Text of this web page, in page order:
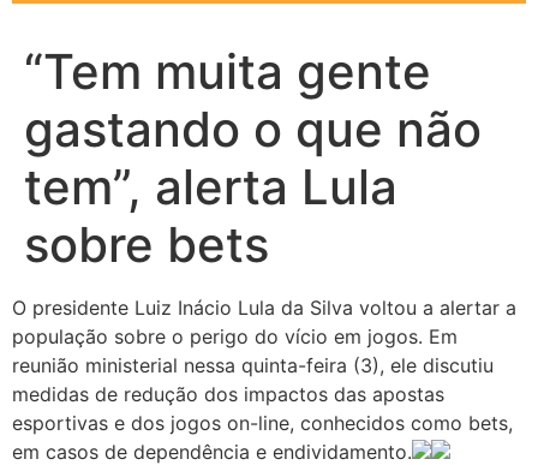
“Tem muita gente
gastando o que não
tem”, alerta Lula
sobre bets
O presidente Luiz Inácio Lula da Silva voltou a alertar a
população sobre o perigo do vício em jogos. Em
reunião ministerial nessa quinta-feira (3), ele discutiu
medidas de redução dos impactos das apostas
esportivas e dos jogos on-line, conhecidos como bets,
em casos de dependência e endividamento.